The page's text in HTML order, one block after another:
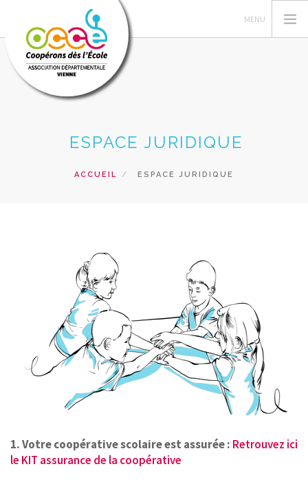
GERER SA COOPERATIVE
RECHERCHER
ESPACE JURIDIQUE
ACCUEIL ESPACE JURIDIQUE
1. Votre coopérative scolaire est assurée : Retrouvez ici
le KIT assurance de la coopérative